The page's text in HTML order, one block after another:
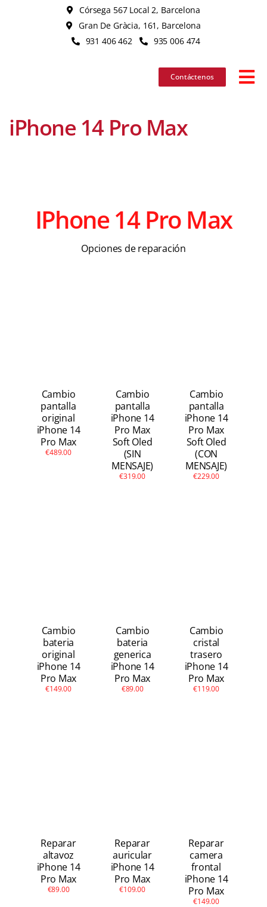
Córsega 567 Local 2, Barcelona
Gran De Gràcia, 161, Barcelona
931 406 462
935 006 474
Contáctenos
iPhone
iPhone 14 Pro Max
IPhone 14 Pro Max
Opciones de reparación
Cambio
pantalla
original
iPhone 14
Pro Max
€489.00
Cambio
pantalla
iPhone 14
Pro Max
Soft Oled
(SIN
MENSAJE)
€319.00
Cambio
pantalla
iPhone 14
Pro Max
Soft Oled
(CON
MENSAJE)
€229.00
Cambio
bateria
original
iPhone 14
Pro Max
€149.00
Cambio
bateria
generica
iPhone 14
Pro Max
€89.00
Cambio
cristal
trasero
iPhone 14
Pro Max
€119.00
Reparar
altavoz
iPhone 14
Pro Max
€89.00
Reparar
auricular
iPhone 14
Pro Max
€109.00
Reparar
camera
frontal
iPhone 14
Pro Max
€149.00